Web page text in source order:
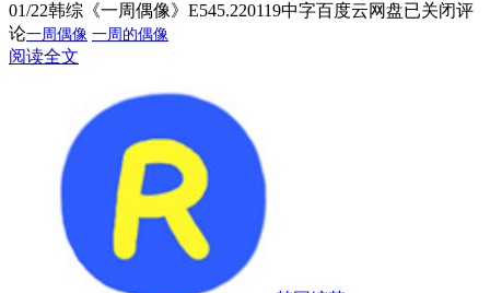
01/22韩综《一周偶像》E545.220119中字百度云网盘已关闭评
论一周偶像 一周的偶像
阅读全文